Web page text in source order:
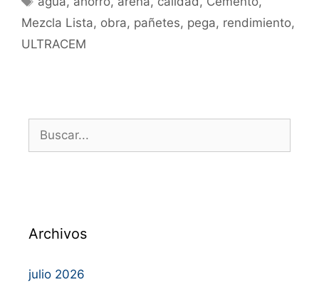
Mezcla Lista, obra, pañetes, pega, rendimiento,
ULTRACEM
Archivos
julio 2026